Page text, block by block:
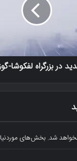
در بزرگراه لفکوشا-
شد. بخش‌های